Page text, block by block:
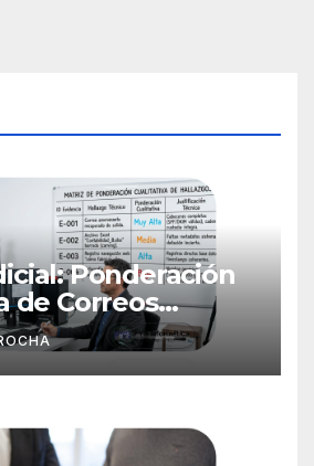
Ponderación
de Correos